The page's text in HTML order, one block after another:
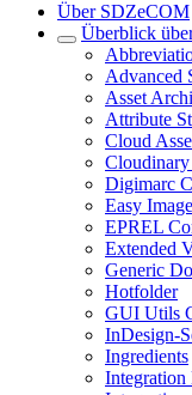
Über SDZeCOM
Überblick
Advanced
Asset
Attribute
Cloud
Digimarc
Easy
EPREL
Extended
Generic
Hotfolder
GUI Utils
InDesign-
Ingredients
Integration